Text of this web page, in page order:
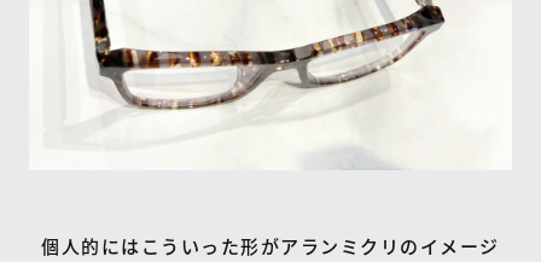
個人的にはこういった形がアランミクリのイメージ